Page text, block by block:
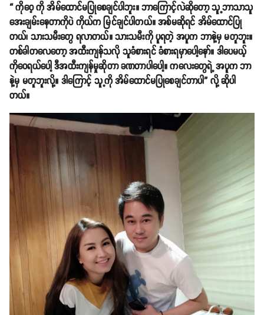
“ ကိုဝေ့ ကို အိမ်ထောင်မပြုစေချင်ပါဘူး။ ဘာကြောင့်လဲဆိုတော့ သူ့ဘာသာသူ
အေးချမ်းနေတာကိုပဲ ကိုယ်က မြင်ချင်ပါတယ်။ အစ်မဆိုရင် အိမ်ထောင်ပြု
တယ်၊ သားသမီးတွေ ရလာတယ်။ သားသမီးကို ပူရတဲ့ အပူက ဘာနဲ့မှ မတူဘူး။
တစ်ခါတလေတော့ အထီးကျန်သလို သူခံစားရင် ခံစားရမှာပေါ့နော်။ ဒါပေမယ့်
ကိုဝေရယ်ပေါ့ ဒီအထီးကျန်မှုဆိုတာ ခဏတာပါပေါ့။ ကလေးတွေရဲ့ အပူက ဘာ
နဲ့မှ မတူဘူးလို့။ ဒါကြောင့် သူ့ကို အိမ်ထောင်မပြုစေချင်တာပါ” လို့ ဆိုပါ
တယ်။